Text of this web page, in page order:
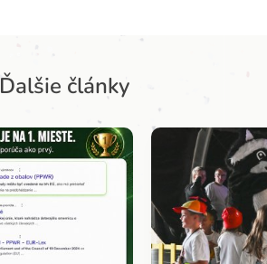
Ďalšie články